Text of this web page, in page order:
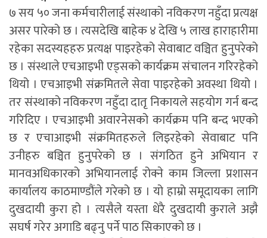
७ सय ५० जना कर्मचारीलाई संस्थाको नविकरण नहुँदा प्रत्यक्ष
असर पारेको छ । त्यसदेखि बाहेक ४ देखि ५ लाख हाराहारीमा
रहेका सदस्यहहरु प्रत्यक्ष पाइरहेको सेवाबाट वञ्चित हुनुपरेको
छ । संस्थाले एचआइभी एड्सको कार्यक्रम संचालन गरिरहेको
थियो । एचआइभी संक्रमितले सेवा पाइरहेको अवस्था थियो ।
तर संस्थाको नविकरण नहुँदा दातृ निकायले सहयोग गर्न बन्द
गरिदिए । एचआइभी अवारनेसको कार्यक्रम पनि बन्द भएको
छ र एचाआइभी संक्रमितहरुले लिइरहेको सेवाबाट पनि
उनीहरु बञ्चित हुनुपरेको छ । संगठित हुने अभियान र
मानवअधिकारको अभियानलाई रोक्ने काम जिल्ला प्रशासन
कार्यालय काठमाण्डौंले गरेको छ । यो हाम्रो समूदायका लागि
दुखदायी कुरा हो । त्यसैले यस्ता धेरै दुखदायी कुराले अझै
सघर्ष गरेर अगाडि बढ्नु पर्ने पाठ सिकाएको छ ।